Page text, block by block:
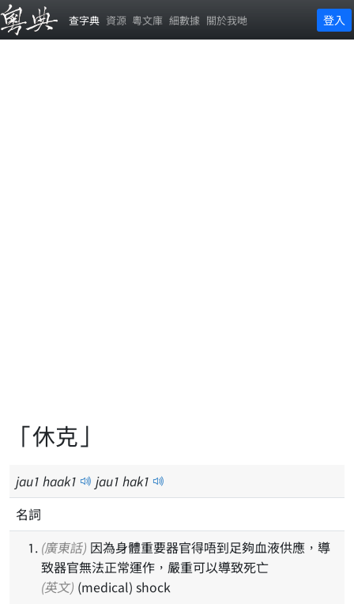
查字典 資源 粵文庫 細數據 關於我哋 登入
「休克」
jau1 haak1 jau1 hak1
名詞
(廣東話)
致器官無法正常運作，嚴重可以導致死亡
(英文) (medical) shock